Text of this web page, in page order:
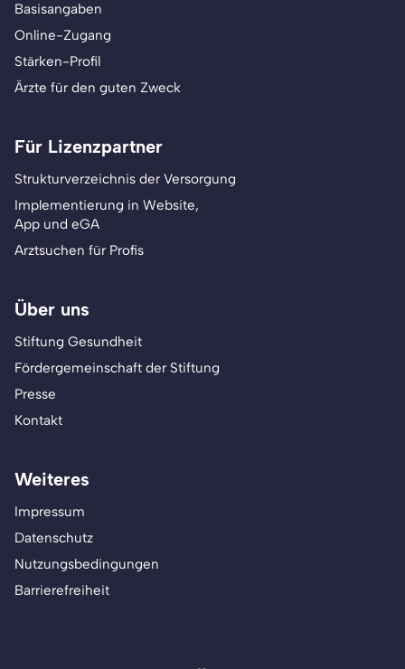
Basisangaben
Online-Zugang
Stärken-Profil
Ärzte für den guten Zweck
Für Lizenzpartner
Strukturverzeichnis der Versorgung
Implementierung in Website,
App und eGA
Arztsuchen für Profis
Über uns
Stiftung Gesundheit
Fördergemeinschaft der Stiftung
Presse
Kontakt
Weiteres
Impressum
Datenschutz
Nutzungsbedingungen
Barrierefreiheit